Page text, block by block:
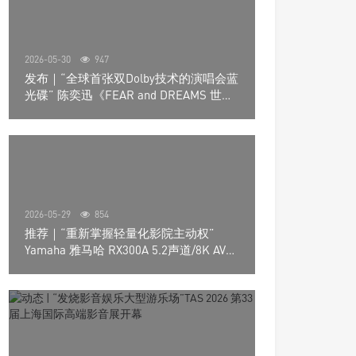
2026-05-30 947
发布｜“全球首张双Dolby技术的演唱会蓝
光碟” 陈奕迅《FEAR and DREAMS 世界
2026-05-29 854
推荐｜“重新掌握轻量化影院主动权”
Yamaha 雅马哈 RX300A 5.2声道/8K AV放